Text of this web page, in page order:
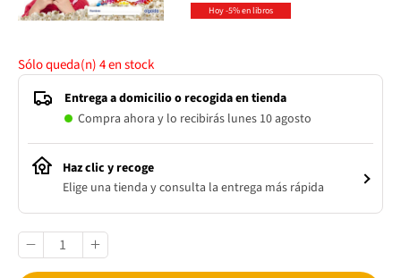
Hoy -5% en libros
Sólo queda(n)4en stock
Entrega a domicilio o recogida en tienda
Compra ahora y lo recibirás lunes 10 agosto
Haz clic y recoge
Elige una tienda y consulta la entrega más rápida